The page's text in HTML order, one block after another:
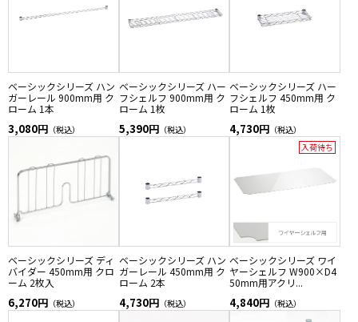
ベーシックシリーズ ハン
ガーレール 900mm用 ク
ローム 1本
3,080円 （税込）
ベーシックシリーズ ハー
フシェルフ 900mm用 ク
ローム 1枚
5,390円 （税込）
ベーシックシリーズ ハー
フシェルフ 450mm用 ク
ローム 1枚
4,730円 （税込）
ベーシックシリーズ ディ
バイダー 450mm用 クロ
ーム 2枚入
6,270円 （税込）
ベーシックシリーズ ハン
ガーレール 450mm用 ク
ローム 2本
4,730円 （税込）
入荷待ち
ベーシックシリーズ ワイ
ヤーシェルフ W900×D4
50mm用アクリ...
4,840円 （税込）